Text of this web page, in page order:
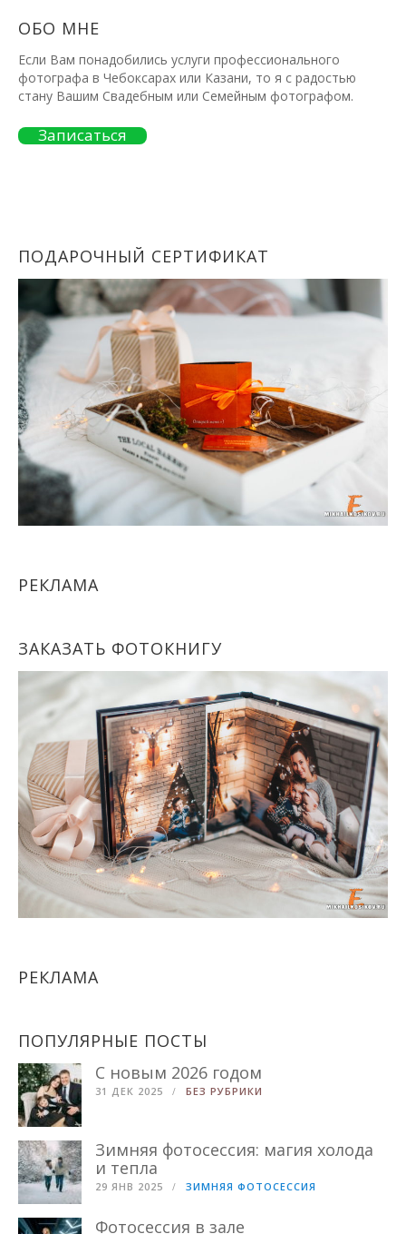
ОБО МНЕ
Если Вам понадобились услуги профессионального
фотографа в Чебоксарах или Казани, то я с радостью
стану Вашим Свадебным или Семейным фотографом.
Записаться
ПОДАРОЧНЫЙ СЕРТИФИКАТ
РЕКЛАМА
ЗАКАЗАТЬ ФОТОКНИГУ
РЕКЛАМА
ПОПУЛЯРНЫЕ ПОСТЫ
С новым 2026 годом
31 ДЕК 2025 БЕЗ РУБРИКИ
Зимняя фотосессия: магия холода
и тепла
29 ЯНВ 2025 ЗИМНЯЯ ФОТОСЕССИЯ
Фотосессия в зале